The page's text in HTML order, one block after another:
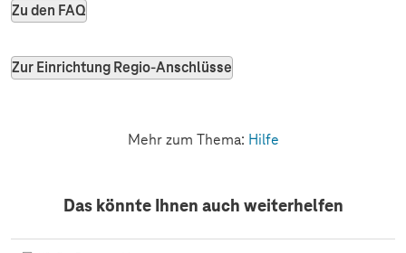
Zu den FAQ
Zur Einrichtung Regio-Anschlüsse
Mehr zum Thema: Hilfe
Das könnte Ihnen auch weiterhelfen